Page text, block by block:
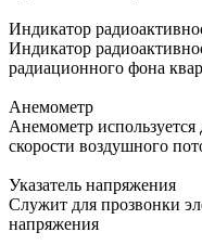
Индикатор
Индикатор
радиационного фона
Анемометр
Анемометр
скорости воздушного
Указатель напряжения
Служит для прозвонки
напряжения